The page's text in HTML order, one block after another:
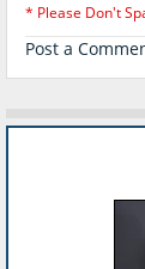
* Please Don't
Post a